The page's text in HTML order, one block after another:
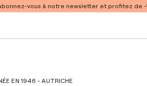
vous à notre newsletter et profitez de
EN 1946 - AUTRICHE